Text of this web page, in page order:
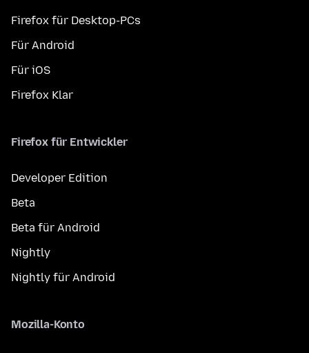
Firefox für Desktop-PCs
Für Android
Für iOS
Firefox Klar
Firefox für Entwickler
Developer Edition
Beta
Beta für Android
Nightly
Nightly für Android
Mozilla-Konto